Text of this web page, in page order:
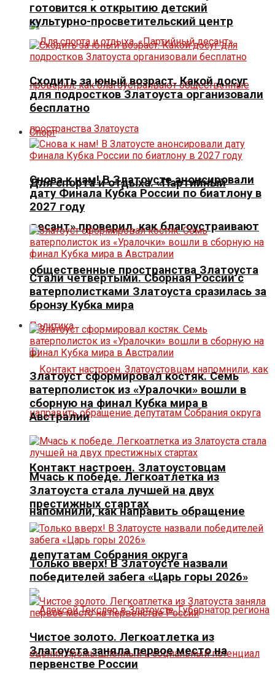
Для спорта и отдыха. «Партийный
десант» проверил, как благоустраивают
общественные пространства Златоуста
Политика
Контакт настроен. Златоустовцам
напомнили, как направить обращение
депутатам Собрания округа
готовится к открытию детский
культурно-просветительский центр
Сходить за юный возраст. Какой досуг
для подростков Златоуста организовали
бесплатно
Спорт
Снова к нам! В Златоусте анонсировали
дату Финала Кубка России по биатлону в
2027 году
Стали четвертыми. Сборная России с
ватерполистками Златоуста сразилась за
бронзу Кубка мира
Златоуст сформировал костяк. Семь
ватерполисток из «Уралочки» вошли в
сборную на финал Кубка мира в
Австралии
Мчась к победе. Легкоатлетка из
Златоуста стала лучшей на двух
престижных стартах
Только вверх! В Златоусте назвали
победителей забега «Царь горы 2026»
Чистое золото. Легкоатлетка из
Златоуста заняла первое место на
первенстве России